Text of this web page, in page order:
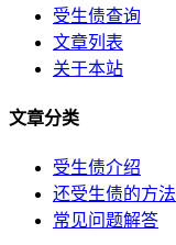
受生债查询
文章列表
关于本站
文章分类
受生债介绍
还受生债的方法
常见问题解答